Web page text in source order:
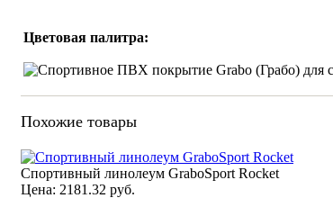
Цветовая палитра:
Похожие товары
Спортивный линолеум GraboSport Rocket
Цена: 2181.32 руб.